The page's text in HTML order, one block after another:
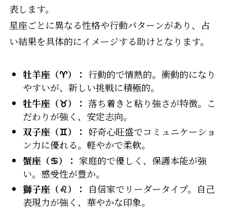
表します。
星座ごとに異なる性格や行動パターンがあり、占
い結果を具体的にイメージする助けとなります。
牡羊座（♈）： 行動的で情熱的。衝動的になり
やすいが、新しい挑戦に積極的。
牡牛座（♉）： 落ち着きと粘り強さが特徴。こ
だわりが強く、安定志向。
双子座（♊）： 好奇心旺盛でコミュニケーショ
ン力に優れる。軽やかで柔軟。
蟹座（♋）： 家庭的で優しく、保護本能が強
い。感受性が豊か。
獅子座（♌）：
自信家でリーダータイプ。自己
表現力が強く、華やかな印象。